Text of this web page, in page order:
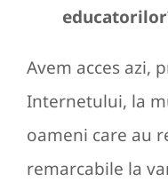
Avem acces azi,
Internetului, la
oameni care au
remarcabile la